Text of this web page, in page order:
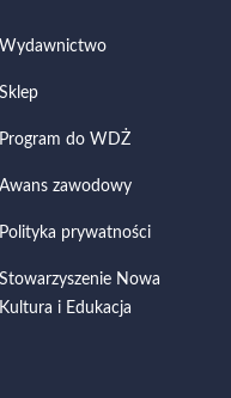
Wydawnictwo
Sklep
Program do WDŻ
Awans zawodowy
Polityka prywatności
Stowarzyszenie Nowa
Kultura i Edukacja